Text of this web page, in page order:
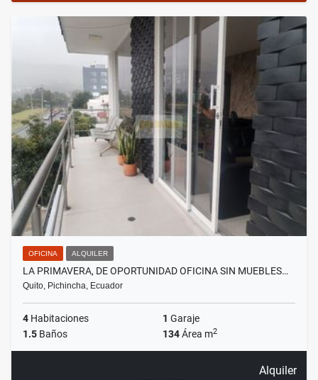
OFICINA ALQUILER
LA PRIMAVERA, DE OPORTUNIDAD OFICINA SIN MUEBLES…
Quito, Pichincha, Ecuador
4 Habitaciones 1 Garaje
1.5 Baños 134Área m2
Alquiler